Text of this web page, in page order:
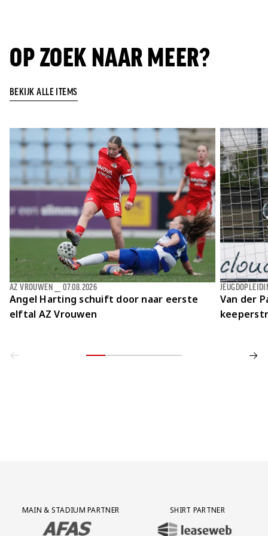
OP ZOEK NAAR MEER?
BEKIJK ALLE ITEMS
Angel Harting schuift door naar eerste
elftal AZ Vrouwen
AZ VROUWEN ⎯07.08.2026
Van der
Partner Logos Grid
MAIN & STADIUM PARTNER
BEZOEK ONZE MAIN & STADIUM PARTNER AFAS SOFTWARE
SHIRT PARTNER
BEZOEK ONZE SHIRT PARTNER